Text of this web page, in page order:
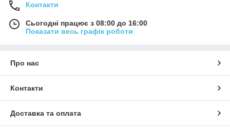
Контакти
Сьогодні працює з 08:00 до 16:00
Показати весь графік роботи
Про нас
Контакти
Доставка та оплата